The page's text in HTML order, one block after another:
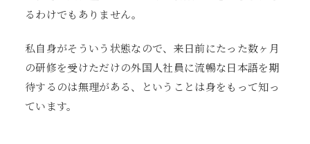
るわけでもありません。
私自身がそういう状態なので、来日前にたった数ヶ月
の研修を受けただけの外国人社員に流暢な日本語を期
待するのは無理がある、ということは身をもって知っ
ています。